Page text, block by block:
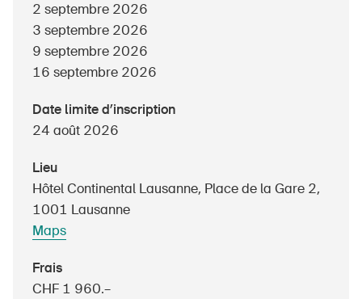
Sinus Plus
Campagnes
Postes vacants
Commander et télécharger
Cours et événements
Produits sûrs
Délégués à la sécurité et communes
2 septembre 2026
3 septembre 2026
9 septembre 2026
16 septembre 2026
Date limite d’inscription
24 août 2026
Lieu
Hôtel Continental Lausanne, Place de la Gare 2,
1001 Lausanne
Maps
Frais
CHF 1 960.–